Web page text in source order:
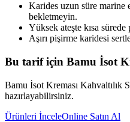
Karides uzun süre marine
bekletmeyin.
Yüksek ateşte kısa sürede
Aşırı pişirme karidesi
Bu tarif için Bamu İsot
Bamu İsot Kreması Kahvaltılık
hazırlayabilirsiniz.
Ürünleri İnceleOnline Satın Al